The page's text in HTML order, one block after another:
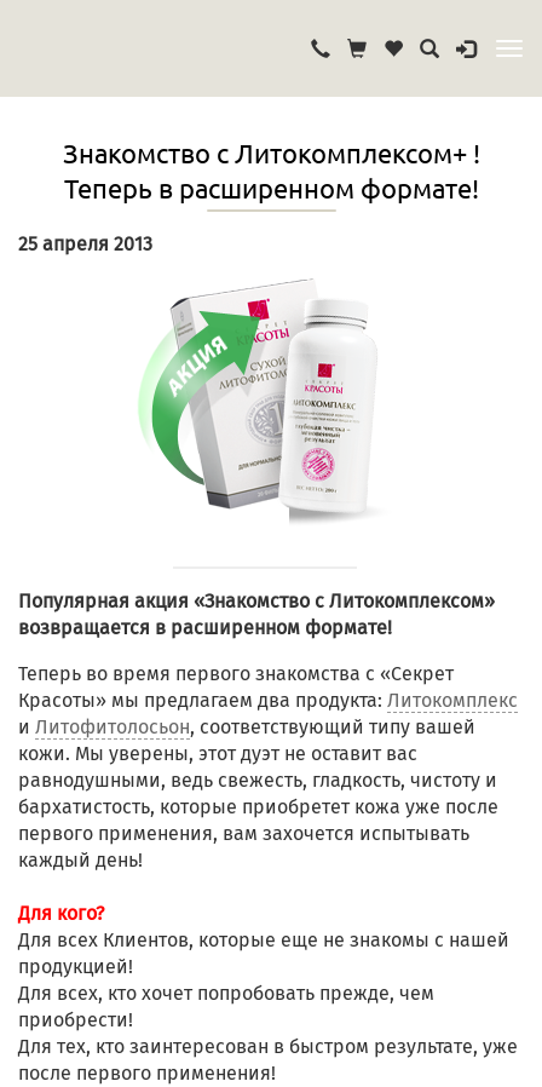
Знакомство с Литокомплексом+ !
Теперь в расширенном формате!
25 апреля 2013
Популярная акция «Знакомство с Литокомплексом»
возвращается в расширенном формате!
Теперь во время первого знакомства с «Секрет
Красоты» мы предлагаем два продукта: Литокомплекс
и Литофитолосьон, соответствующий типу вашей
кожи. Мы уверены, этот дуэт не оставит вас
равнодушными, ведь свежесть, гладкость, чистоту и
бархатистость, которые приобретет кожа уже после
первого применения, вам захочется испытывать
каждый день!
Для кого?
Для всех Клиентов, которые еще не знакомы с нашей
продукцией!
Для всех, кто хочет попробовать прежде, чем
приобрести!
Для тех, кто заинтересован в быстром результате, уже
после первого применения!